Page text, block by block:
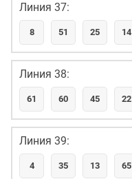
Линия 37:
8 51 25 14
Линия 38:
61 60 45 22
Линия 39:
4 35 13 65